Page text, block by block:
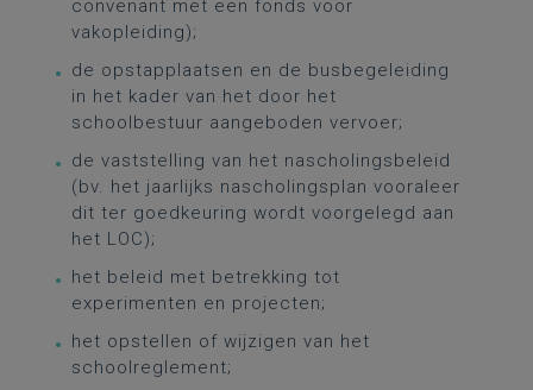
convenant met een fonds voor
vakopleiding);
de opstapplaatsen en de busbegeleiding
in het kader van het door het
schoolbestuur aangeboden vervoer;
de vaststelling van het nascholingsbeleid
(bv. het jaarlijks nascholingsplan vooraleer
dit ter goedkeuring wordt voorgelegd aan
het LOC);
het beleid met betrekking tot
experimenten en projecten;
het opstellen of wijzigen van het
schoolreglement;